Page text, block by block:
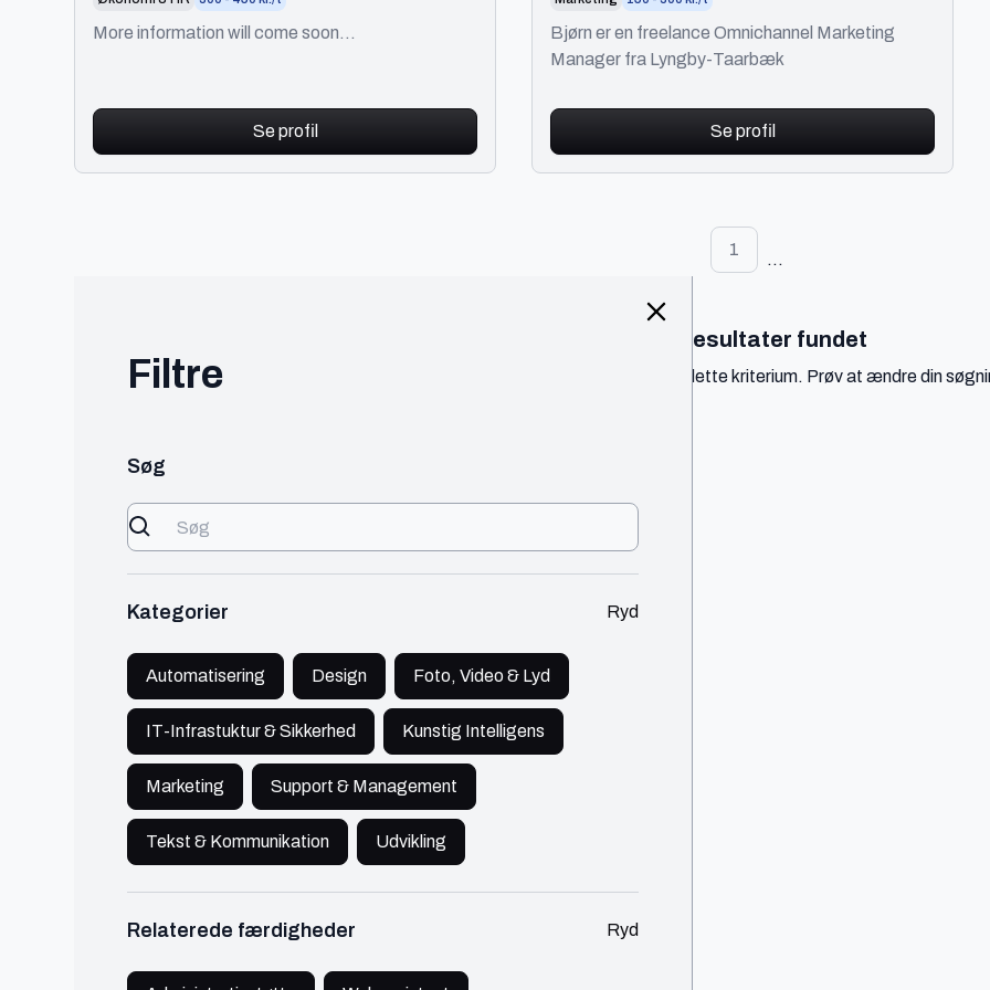
Filtre
Søg
Kategorier Ryd
Automatisering Design
Foto, Video & Lyd
IT-Infrastuktur & Sikkerhed
Kunstig Intelligens
Marketing
Support & Management
Tekst & Kommunikation
Udvikling
Relaterede færdigheder Ryd
More information will come soon...
Se profil
Bjørn er en freelance Omnichannel Marketing
Manager fra Lyngby-Taarbæk
Se profil
1 ...
Ingen resultater fundet
Der er ingen resultater med dette kriterium. Prøv at ændre din
Web Design
Grafisk Design
Webudvikling
Digital Marketing
Content Marketing
UI/UX Design
Videoredigering
Frontend
Koncept Design
Branding
Projektleder
Backend
Database
Tekstforfatter
Softwareudvikling